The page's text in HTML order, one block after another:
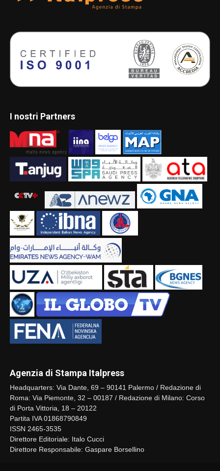
I nostri Partners
Agenzia di Stampa Italpress
Headquarters: Via Dante, 69 – 90141 Palermo / Redazione di
Roma: Via Piemonte, 32 – 00187 / Redazione di Milano: Corso
di Porta Vittoria, 18 – 20122
Partita IVA 01868790849
ISSN 2465-3535
Direttore Editoriale: Italo Cucci
Direttore Responsabile: Gaspare Borsellino